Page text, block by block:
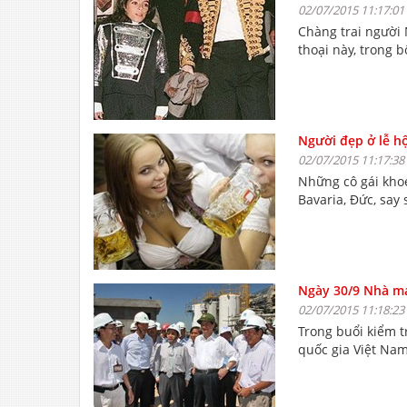
02/07/2015 11:17:01
Chàng trai người
thoại này, trong
Người đẹp ở lễ
02/07/2015 11:17:38
Những cô gái
Bavaria, Đức,
Ngày 30/9 Nhà
02/07/2015 11:18:23
Trong buổi kiểm
quốc gia Việt